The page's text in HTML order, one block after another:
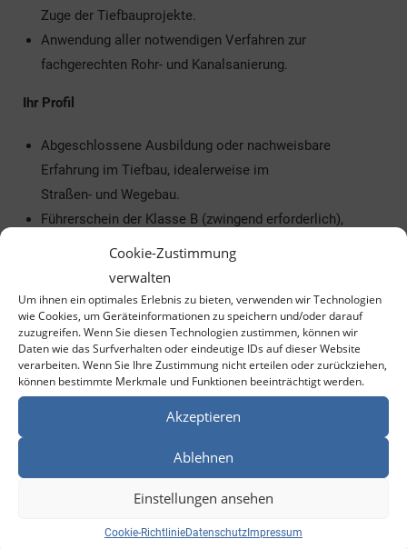
Cookie-Zustimmung
verwalten
Um ihnen ein optimales Erlebnis zu bieten, verwenden wir Technologien
wie Cookies, um Geräteinformationen zu speichern und/oder darauf
zuzugreifen. Wenn Sie diesen Technologien zustimmen, können wir
Daten wie das Surfverhalten oder eindeutige IDs auf dieser Website
verarbeiten. Wenn Sie Ihre Zustimmung nicht erteilen oder zurückziehen,
können bestimmte Merkmale und Funktionen beeinträchtigt werden.
Akzeptieren
Ablehnen
Einstellungen ansehen
Cookie-RichtlinieDatenschutzImpressum
Zuge der Tiefbauprojekte.
Anwendung aller notwendigen Verfahren zur
fachgerechten Rohr- und Kanalsanierung.
Ihr Profil
Abgeschlossene Ausbildung oder nachweisbare
Erfahrung im Tiefbau, idealerweise im
Straßen- und Wegebau.
Führerschein der Klasse B (zwingend erforderlich),
wünschenswert bis Klasse C oder CE
Erfahrung im Umgang mit Baumaschinen und -geräten.
Teamorientierte, zuverlässige Arbeitsweise sowie
handwerkliches Geschick.
Bewerbungsprozess
Wir legen Wert auf den persönlichen Kontakt. Senden Sie